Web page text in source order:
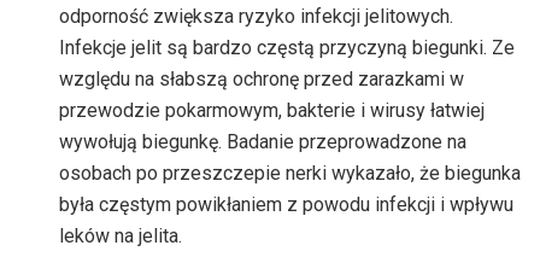
odporność zwiększa ryzyko infekcji jelitowych.
Infekcje jelit są bardzo częstą przyczyną biegunki. Ze
względu na słabszą ochronę przed zarazkami w
przewodzie pokarmowym, bakterie i wirusy łatwiej
wywołują biegunkę. Badanie przeprowadzone na
osobach po przeszczepie nerki wykazało, że biegunka
była częstym powikłaniem z powodu infekcji i wpływu
leków na jelita.